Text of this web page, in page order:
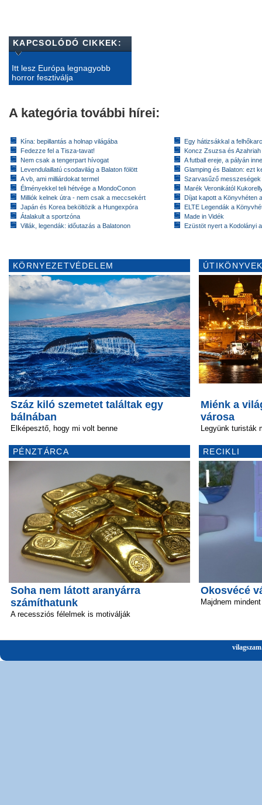
KAPCSOLÓDÓ CIKKEK:
Itt lesz Európa legnagyobb
horror fesztiválja
A kategória további hírei:
Kína: bepillantás a holnap világába
Fedezze fel a Tisza-tavat!
Nem csak a tengerpart hívogat
Levendulaillatú csodavilág a Balaton fölött
A vb, ami milliárdokat termel
Élményekkel teli hétvége a MondoConon
Milliók kelnek útra - nem csak a meccsekért
Japán és Korea beköltözik a Hungexpóra
Átalakult a sportzóna
Villák, legendák: időutazás a Balatonon
Egy hátizsákkal a
Koncz Zsuzsa és
A futball ereje, a pályán
Glamping és Balaton: ezt
Szarvasűző messzeségek
Marék Veronikától
Díjat kapott a Könyvhéten
ELTE Legendák a
Made in Vidék
Ezüstöt nyert a Kodolányi
KÖRNYEZETVÉDELEM
Száz kiló szemetet találtak egy
bálnában
Elképesztő, hogy mi volt benne
PÉNZTÁRCA
Soha nem látott aranyárra
számíthatunk
A recessziós félelmek is motiválják
Miénk a
városa
Legyünk turisták
RECIKLI
Okosvécé
Majdnem